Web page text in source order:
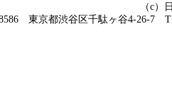
（c）
東京都渋谷区千駄ヶ谷4-26-7